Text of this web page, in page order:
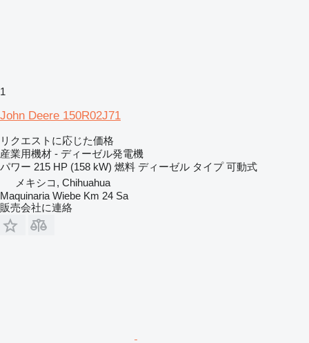
1
John Deere 150R02J71
リクエストに応じた価格
産業用機材 - ディーゼル発電機
パワー 215 HP (158 kW) 燃料 ディーゼル タイプ 可動式
メキシコ, Chihuahua
Maquinaria Wiebe Km 24 Sa
販売会社に連絡